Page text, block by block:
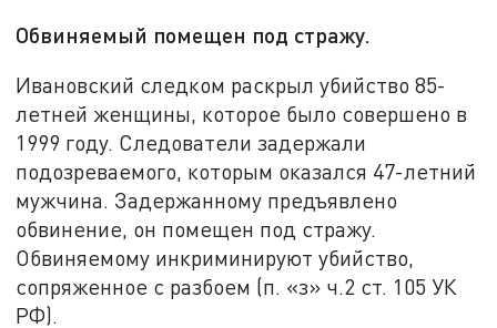
Обвиняемый помещен под стражу.
Ивановский следком раскрыл убийство 85-
летней женщины, которое было совершено в
1999 году. Следователи задержали
подозреваемого, которым оказался 47-летний
мужчина. Задержанному предъявлено
обвинение, он помещен под стражу.
Обвиняемому инкриминируют убийство,
сопряженное с разбоем (п. «з» ч.2 ст. 105 УК
РФ).